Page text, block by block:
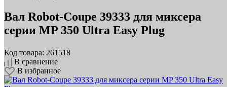
Вал Robot-Coupe 39333 для миксера
серии MP 350 Ultra Easy Plug
Код товара: 261518
В сравнение
В избранное